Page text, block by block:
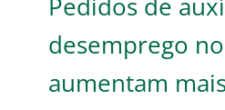
desemprego
aumentam